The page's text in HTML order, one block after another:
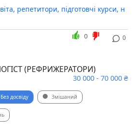
репетитори, підготовчі курси, н
0
0
(РЕФРИЖЕРАТОРИ)
30 000 - 70 000 ₴
Без досвіду Змішаний